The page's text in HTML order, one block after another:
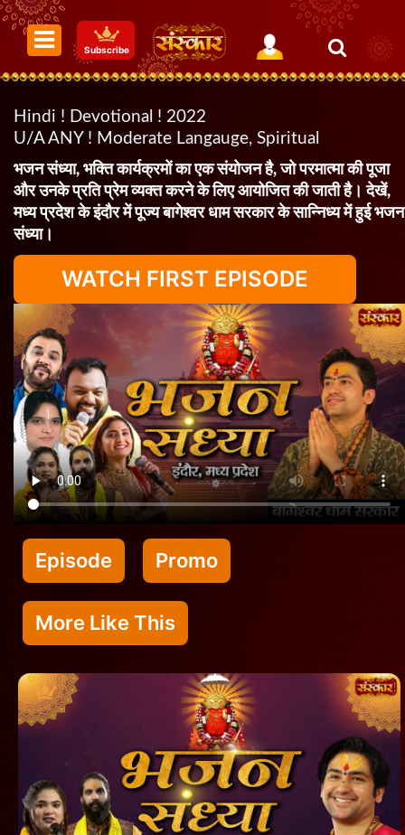
Subscribe
Hindi ! Devotional ! 2022
U/A ANY ! Moderate Langauge, Spiritual
भजन संध्या, भक्ति कार्यक्रमों का एक संयोजन है, जो परमात्मा की पूजा
और उनके प्रति प्रेम व्यक्त करने के लिए आयोजित की जाती है। देखें,
मध्य प्रदेश के इंदौर में पूज्य बागेश्वर धाम सरकार के सान्निध्य में हुई भजन
संध्या।
WATCH FIRST EPISODE
Episode Promo
More Like This